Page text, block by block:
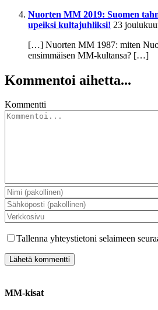
Nuorten MM 2019: Suomen
upeiksi kultajuhliksi! 23
[…] Nuorten MM 1987: miten
ensimmäisen MM-kultansa? […]
Kommentoi aihetta...
Kommentti
Tallenna yhteystietoni selaimeen
MM-kisat